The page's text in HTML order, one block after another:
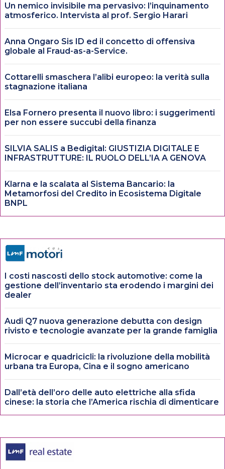
Un nemico invisibile ma pervasivo: l’inquinamento
atmosferico. Intervista al prof. Sergio Harari
Anna Ongaro Sis ID ed il concetto di offensiva
globale al Fraud-as-a-Service.
Cottarelli smaschera l’alibi europeo: la verità sulla
stagnazione italiana
Elsa Fornero presenta il nuovo libro: i suggerimenti
per non essere succubi della finanza
SILVIA SALIS a Bedigital: GIUSTIZIA DIGITALE E
INFRASTRUTTURE: IL RUOLO DELL’IA A GENOVA
Klarna e la scalata al Sistema Bancario: la
Metamorfosi del Credito in Ecosistema Digitale
BNPL
I costi nascosti dello stock automotive: come la
gestione dell’inventario sta erodendo i margini dei
dealer
Audi Q7 nuova generazione debutta con design
rivisto e tecnologie avanzate per la grande famiglia
Microcar e quadricicli: la rivoluzione della mobilità
urbana tra Europa, Cina e il sogno americano
Dall’età dell’oro delle auto elettriche alla sfida
cinese: la storia che l’America rischia di dimenticare